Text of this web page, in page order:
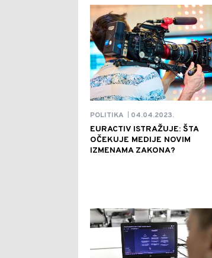
POLITIKA 04.04.2023.
EURACTIV ISTRAŽUJE: ŠTA
OČEKUJE MEDIJE NOVIM
IZMENAMA ZAKONA?